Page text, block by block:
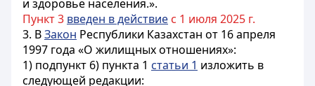
и здоровье населения.».
Пункт 3 введен в действие с 1 июля 2025 г.
3. ВЗакон Республики Казахстан от 16 апреля
1997 года «О жилищных отношениях»:
1) подпункт 6) пункта 1 статьи 1 изложить в
следующей редакции: